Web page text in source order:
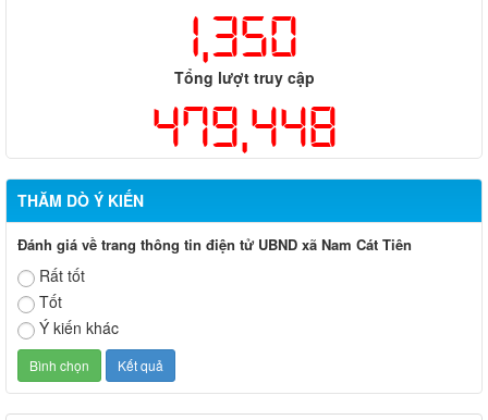
1,350
Tổng lượt truy cập
479,448
THĂM DÒ Ý KIẾN
Đánh giá về trang thông tin điện tử UBND xã Nam Cát Tiên
Rất tốt
Tốt
Ý kiến khác